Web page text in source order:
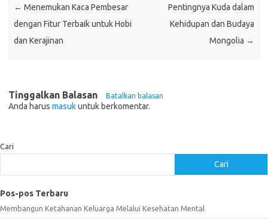
← Menemukan Kaca Pembesar
dengan Fitur Terbaik untuk Hobi
dan Kerajinan
Pentingnya Kuda dalam
Kehidupan dan Budaya
Mongolia →
Tinggalkan Balasan Batalkan balasan
Anda harus masukuntuk berkomentar.
Cari
Cari
Pos-pos Terbaru
Membangun Ketahanan Keluarga Melalui Kesehatan Mental